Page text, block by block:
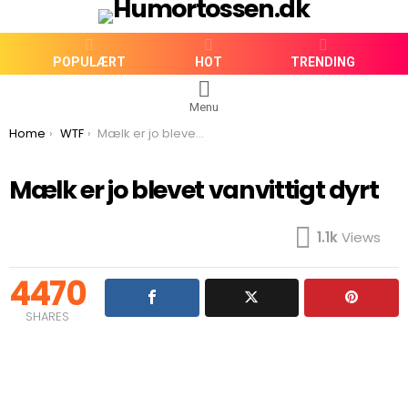
POPULÆRT HOT TRENDING
Menu
You are here:
Home WTF Mælk er jo blevet vanvittigt dyrt
Mælk er jo blevet vanvittigt dyrt
1.1kViews
4470
SHARES